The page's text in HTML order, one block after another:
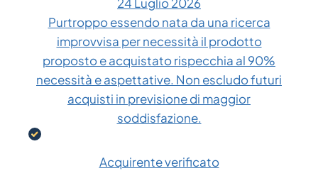
24 Luglio 2026
Purtroppo essendo nata da una ricerca
improvvisa per necessità il prodotto
proposto e acquistato rispecchia al 90%
necessità e aspettative. Non escludo futuri
acquisti in previsione di maggior
soddisfazione.
Acquirente verificato